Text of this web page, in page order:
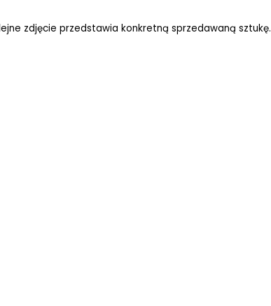
zdjęcie przedstawia konkretną sprzedawaną sztukę.